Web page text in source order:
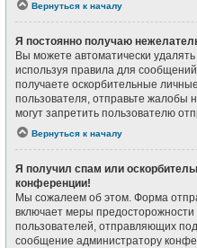
Вернуться к началу
Я постоянно получаю
Вы можете автоматически
используя правила для
получаете оскорбительные
пользователя, отправьте жалобы
могут запретить пользователю
Вернуться к началу
Я получил спам или
конференции!
Мы сожалеем об этом. Форма
включает меры
пользователей, отправляющих
сообщение администратору